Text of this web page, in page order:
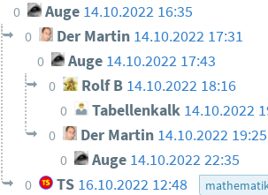
0 Auge 14.10.2022 16:35
0 Der Martin 14.10.2022 17:31
0 Auge 14.10.2022 17:43
0 Rolf B 14.10.2022 18:16
0 Tabellenkalk 14.10.2022
0 Der Martin 14.10.2022 19:25
0 Auge 14.10.2022 22:35
0 TS 16.10.2022 12:48